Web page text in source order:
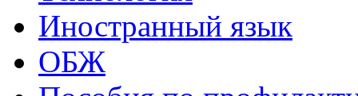
Иностранный язык
ОБЖ